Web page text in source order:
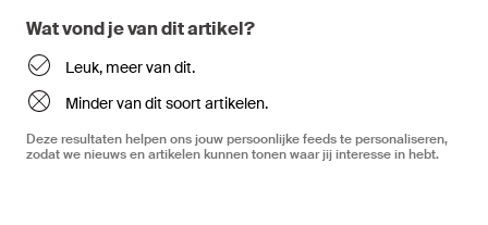
Wat vond je van dit artikel?
Leuk, meer van dit.
Minder van dit soort artikelen.
Deze resultaten helpen ons jouw persoonlijke feeds te personaliseren,
zodat we nieuws en artikelen kunnen tonen waar jij interesse in hebt.